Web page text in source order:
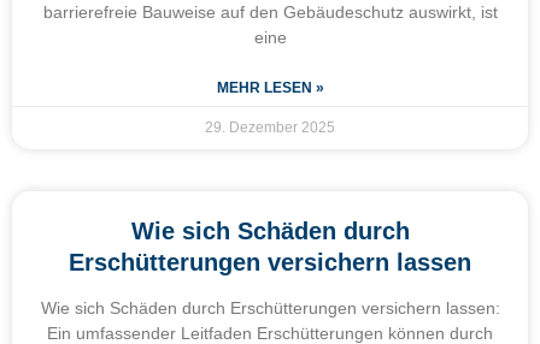
barrierefreie Bauweise auf den Gebäudeschutz auswirkt, ist
eine
MEHR LESEN »
29. Dezember 2025
Wie sich Schäden durch
Erschütterungen versichern lassen
Wie sich Schäden durch Erschütterungen versichern lassen:
Ein umfassender Leitfaden Erschütterungen können durch